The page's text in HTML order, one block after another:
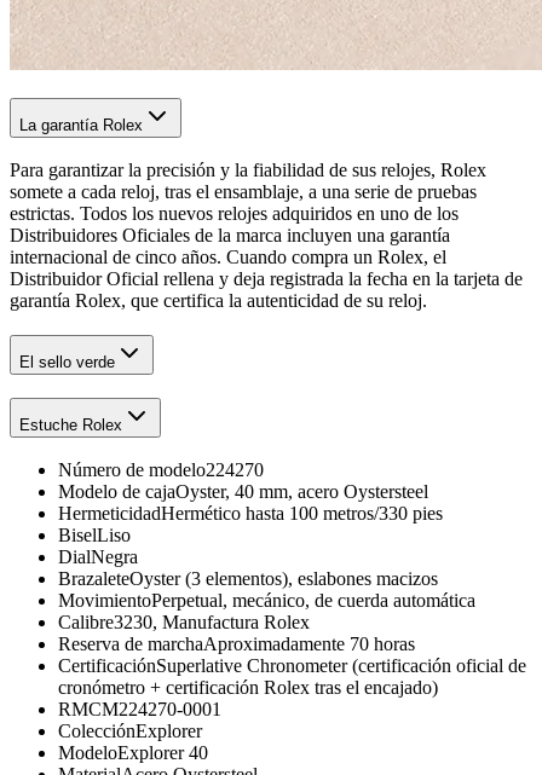
La garantía Rolex
Para garantizar la precisión y la fiabilidad de sus relojes, Rolex
somete a cada reloj, tras el ensamblaje, a una serie de pruebas
estrictas. Todos los nuevos relojes adquiridos en uno de los
Distribuidores Oficiales de la marca incluyen una garantía
internacional de cinco años. Cuando compra un Rolex, el
Distribuidor Oficial rellena y deja registrada la fecha en la tarjeta de
garantía Rolex, que certifica la autenticidad de su reloj.
El sello verde
Estuche Rolex
Número de modelo224270
Modelo de cajaOyster, 40 mm, acero Oystersteel
HermeticidadHermético hasta 100 metros/330 pies
BiselLiso
DialNegra
BrazaleteOyster (3 elementos), eslabones macizos
MovimientoPerpetual, mecánico, de cuerda automática
Calibre3230, Manufactura Rolex
Reserva de marchaAproximadamente 70 horas
CertificaciónSuperlative Chronometer (certificación oficial de
cronómetro + certificación Rolex tras el encajado)
RMCM224270-0001
ColecciónExplorer
ModeloExplorer 40